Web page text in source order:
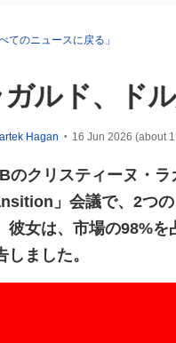
べてのニュースに戻る」
ガルド、ド
Hagan • 16 Jun 2026 (about
のクリスティーヌ・
」会議で、2つ
彼女は、市場の98%
しました。